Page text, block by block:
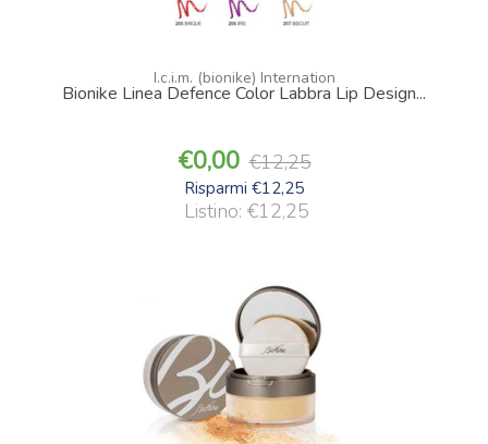
I.c.i.m. (bionike) Internation
Bionike Linea Defence Color Labbra Lip Design...
0,00 12,25
Risparmi €12,25
Listino: €12,25